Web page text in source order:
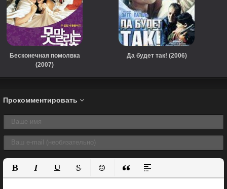
Бесконечная помолвка
(2007)
Да будет так! (2006)
Прокомментировать
Полужирный
КурсивПодчеркнутый
ЗачеркнутыйВставить смайлик
Вставка цитаты
Вставка спойлера